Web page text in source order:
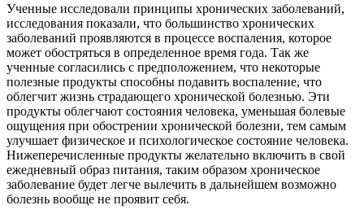
Ученные исследовали принципы хронических заболеваний,
исследования показали, что большинство хронических
заболеваний проявляются в процессе воспаления, которое
может обостряться в определенное время года. Так же
ученные согласились с предположением, что некоторые
полезные продукты способны подавить воспаление, что
облегчит жизнь страдающего хронической болезнью. Эти
продукты облегчают состояния человека, уменьшая болевые
ощущения при обострении хронической болезни, тем самым
улучшает физическое и психологическое состояние человека.
Нижеперечисленные продукты желательно включить в свой
ежедневный образ питания, таким образом хроническое
заболевание будет легче вылечить в дальнейшем возможно
болезнь вообще не проявит себя.